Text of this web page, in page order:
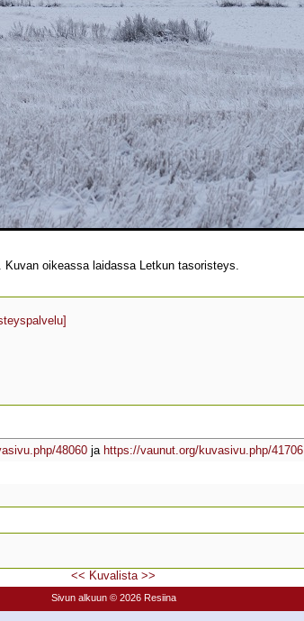
oikeassa laidassa Letkun tasoristeys.
48060 ja https://vaunut.org/kuvasivu.php/41706
<< Kuvalista >>
Sivun alkuun © 2026 Resiina